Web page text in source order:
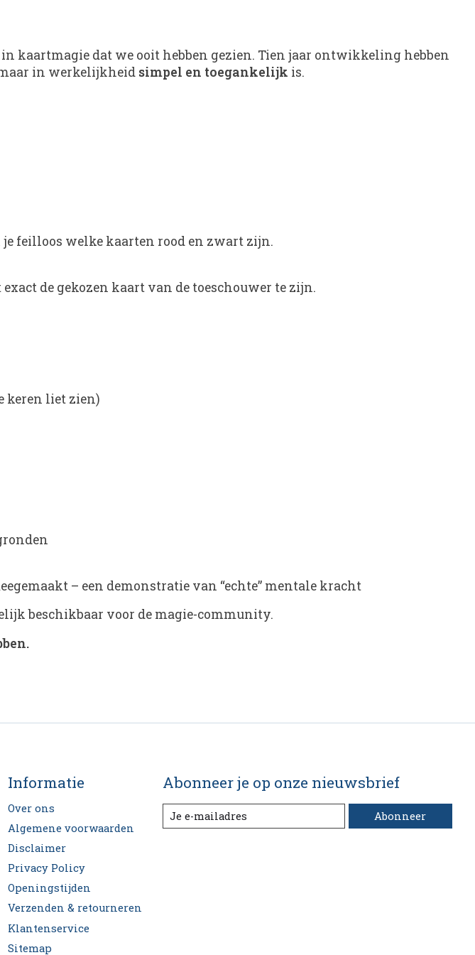
kaartmagie dat we ooit hebben gezien. Tien jaar ontwikkeling hebben
in werkelijkheid simpel en toegankelijk is.
feilloos welke kaarten rood en zwart zijn.
de gekozen kaart van de toeschouwer te zijn.
keren liet zien)
– een demonstratie van “echte” mentale kracht
beschikbaar voor de magie-community.
Informatie
Over ons
Algemene voorwaarden
Disclaimer
Privacy Policy
Openingstijden
Verzenden & retourneren
Klantenservice
Sitemap
Abonneer je op onze nieuwsbrief
Abonneer